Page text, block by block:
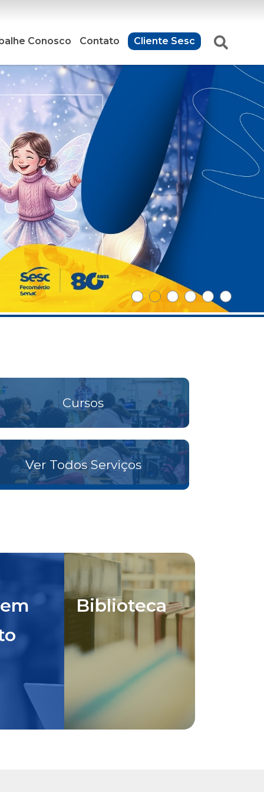
Conosco Contato Cliente Sesc
Cursos
Ver Todos Serviços
Biblioteca